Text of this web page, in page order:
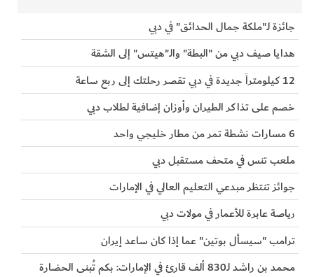
جائزة لـ"ملكة جمال الحدائق" في دبي
هدايا صيف دبي من "البطة" والـ"هيتس" إلى الشقة
12 كيلومتراً جديدة في دبي تقصر رحلتك إلى ربع ساعة
خصم على تذاكر الطيران وأوزان إضافية لطلاب دبي
6 مسارات نشطة تمر من مطار خليجي واحد
ملعب تنس في متحف مستقبل دبي
جوائز تنتظر مبدعي التعليم العالي في الإمارات
رياصة عابرة للأعمار في مولات دبي
ترامب "سيسأل بوتين" عما إذا كان ساعد إيران
محمد بن راشد لـ830 ألف قارئ في الإمارات: بكم تُبنى الحضارة